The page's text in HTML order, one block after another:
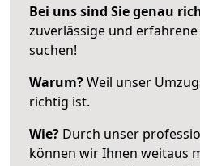
Bei uns sind Sie genau
zuverlässige und
suchen!
Warum?Weil unser
richtig ist.
Wie? Durch unser
können wir Ihnen weitaus